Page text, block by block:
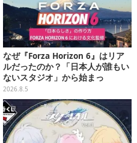
なぜ『Forza Horizon 6』はリア
ルだったのか？「日本人が誰もい
ないスタジオ」から始まっ
た、“生活感のある日本"の作り方
【CEDEC2026】
2026.8.5